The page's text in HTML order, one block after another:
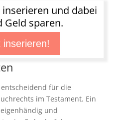
und dabei
Geld sparen.
inserieren!
für die
im Testament. Ein
und